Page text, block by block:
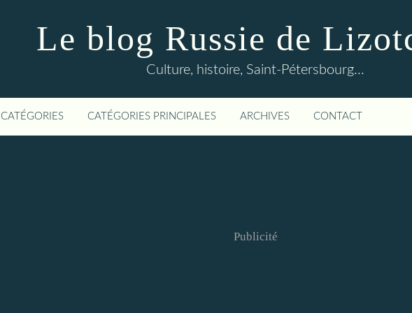
Le blog Russie de
Culture, histoire, Saint-Pétersbourg...
CATÉGORIES CATÉGORIES PRINCIPALES ARCHIVES CONTACT
Publicité